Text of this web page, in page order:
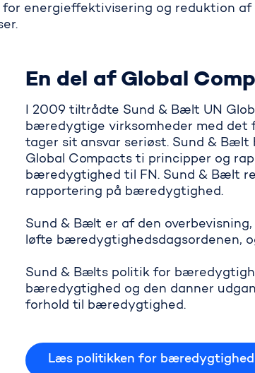
for energieffektivisering og reduktion af
En del af Global
I 2009 tiltrådte Sund & Bælt UN
bæredygtige virksomheder med det
tager sit ansvar seriøst. Sund &
Global Compacts ti principper og
bæredygtighed til FN. Sund & Bælt
rapporte­ring på bæredygtighed.
Sund & Bælt er af den
løfte bæredyg­tighedsdagsordenen,
Sund & Bælts politik for
bæredygtighed og den danner
forhold til bæredygtighed.
Læs politikken for bæredygtighed